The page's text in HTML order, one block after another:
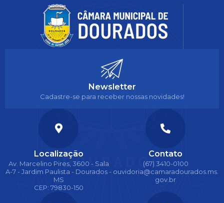
Newsletter
Cadastre-se para receber nossas novidades!
Localização
Av. Marcelino Pires, 3600 - Sala
A-7 - Jardim Paulista - Dourados -
MS
CEP: 79830-150
Contato
(67) 3410-0100
ouvidoria@camaradourados.ms.
gov.br